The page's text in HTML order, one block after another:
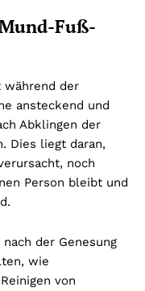
Fuß-
während der
ansteckend und
Abklingen der
Dies liegt daran,
noch
Person bleibt und
der Genesung
wie
von